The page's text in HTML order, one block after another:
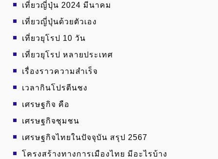
เที่ยวญี่ปุ่น 2024 มีนาคม
เที่ยวญี่ปุ่นด้วยตัวเอง
เที่ยวยุโรป 10 วัน
เที่ยวยุโรป หลายประเทศ
เรื่องราวความสำเร็จ
เวลากินโปรตีนชง
เศรษฐกิจ คือ
เศรษฐกิจชุมชน
เศรษฐกิจไทยในปัจจุบัน สรุป 2567
โครงสร้างทางการเมืองไทย มีอะไรบ้าง